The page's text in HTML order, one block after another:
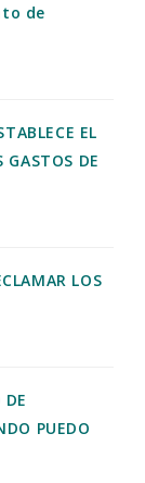
de
EL
GASTOS DE
LOS
PUEDO